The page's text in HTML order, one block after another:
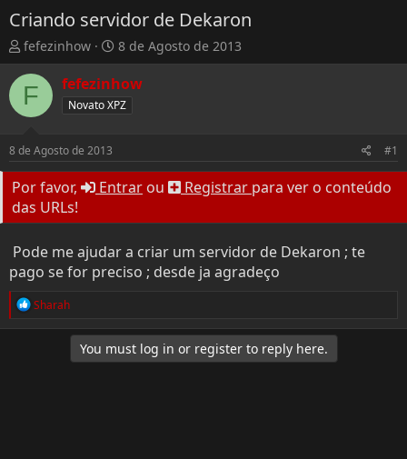
Criando servidor de Dekaron
T
h
r
e
a
s
t
a
r
t
r
fefezinhow
D
a
t
a
d
n
í
c
8 de Agosto de 2013
F fefezinhow
Novato XPZ
8 de Agosto de 2013 #1
Por favor, Entrar ou Registrar para ver o conteúdo
das URLs!
Pode me ajudar a criar um servidor de Dekaron ; te
pago se for preciso ; desde ja agradeço
R
a
Sharah
You must log in or register to reply here.